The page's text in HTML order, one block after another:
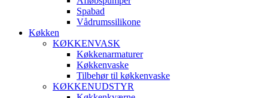
Spabad
Vådrumssilikone
Køkken
KØKKENVASK
Køkkenarmaturer
Køkkenvaske
Tilbehør til køkkenvaske
KØKKENUDSTYR